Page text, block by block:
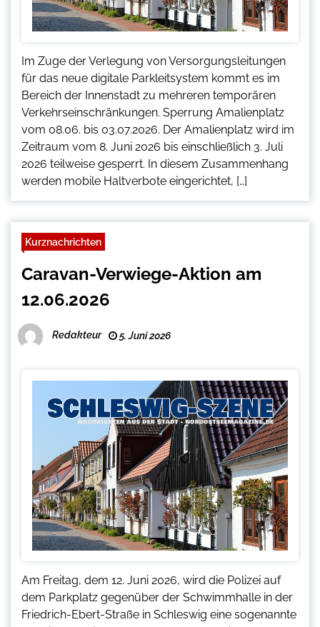
Im Zuge der Verlegung von Versorgungsleitungen
für das neue digitale Parkleitsystem kommt es im
Bereich der Innenstadt zu mehreren temporären
Verkehrseinschränkungen. Sperrung Amalienplatz
vom 08.06. bis 03.07.2026. Der Amalienplatz wird im
Zeitraum vom 8. Juni 2026 bis einschließlich 3. Juli
2026 teilweise gesperrt. In diesem Zusammenhang
werden mobile Haltverbote eingerichtet, […]
Kurznachrichten
Caravan-Verwiege-Aktion am
12.06.2026
Redakteur 5. Juni 2026
Am Freitag, dem 12. Juni 2026, wird die Polizei auf
dem Parkplatz gegenüber der Schwimmhalle in der
Friedrich-Ebert-Straße in Schleswig eine sogenannte